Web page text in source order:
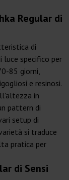
Regular di
di
luce specifico per
85 giorni,
e resinosi.
in
pattern di
setup di
si traduce
pratica per
di Sensi